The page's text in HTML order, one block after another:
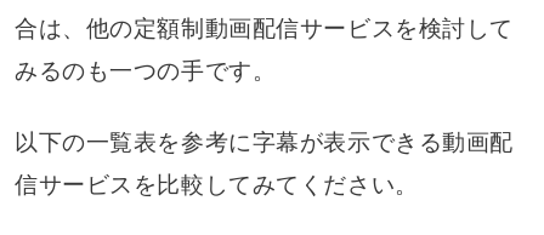
合は、他の定額制動画配信サービスを検討して
みるのも一つの手です。
以下の一覧表を参考に字幕が表示できる動画配
信サービスを比較してみてください。